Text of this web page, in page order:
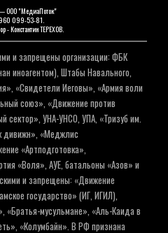
ООО "МедиаПоток"
960 099-53-81.
- Константин ТЕРЕХОВ.
и запрещены организации: ФБК
иноагентом), Штабы Навального,
«Свидетели Иеговы», «Армия воли
союз», «Движение против
сектор», УНА-УНСО, УПА, «Тризуб им.
дивижн», «Меджлис
«Артподготовка»,
«Воля», АУЕ, батальоны «Азов» и
и запрещены: «Движение
государство» (ИГ, ИГИЛ),
«Братья-мусульмане», «Аль-Каида в
«Колумбайн». В РФ признана